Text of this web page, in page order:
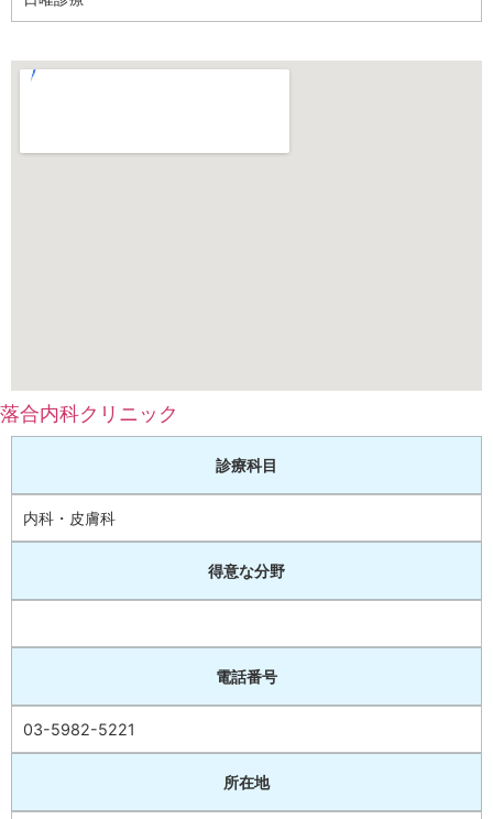
落合内科クリニック
診療科目
内科・皮膚科
得意な分野
電話番号
03-5982-5221
所在地